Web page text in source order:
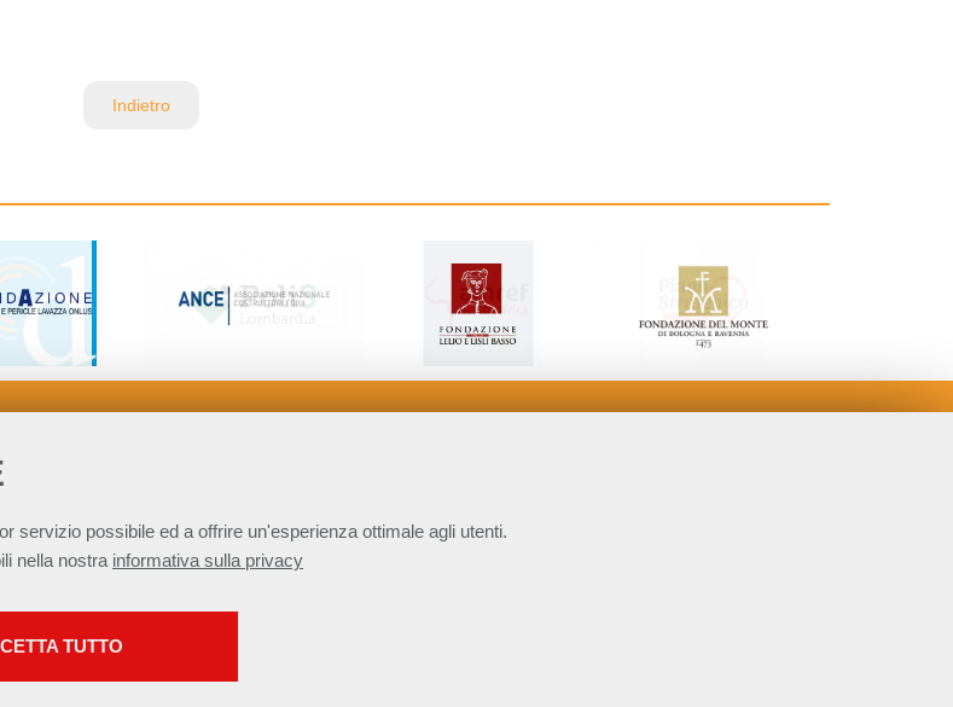
servizio possibile ed a offrire un'esperienza ottimale agli utenti.
nella nostra informativa sulla privacy
TUTTO
Indietro
- ASviS